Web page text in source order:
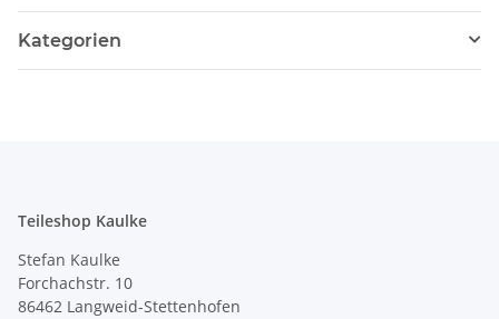
Kategorien
Teileshop Kaulke
Stefan Kaulke
Forchachstr. 10
86462 Langweid-Stettenhofen